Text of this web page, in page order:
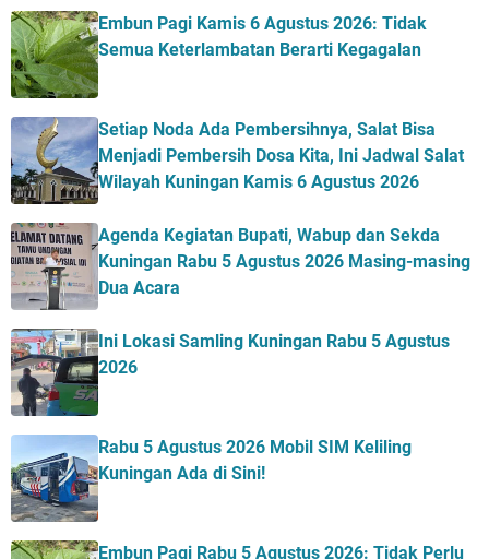
Embun Pagi Kamis 6 Agustus 2026: Tidak
Semua Keterlambatan Berarti Kegagalan
Setiap Noda Ada Pembersihnya, Salat Bisa
Menjadi Pembersih Dosa Kita, Ini Jadwal Salat
Wilayah Kuningan Kamis 6 Agustus 2026
Agenda Kegiatan Bupati, Wabup dan Sekda
Kuningan Rabu 5 Agustus 2026 Masing-masing
Dua Acara
Ini Lokasi Samling Kuningan Rabu 5 Agustus
2026
Rabu 5 Agustus 2026 Mobil SIM Keliling
Kuningan Ada di Sini!
Embun Pagi Rabu 5 Agustus 2026: Tidak Perlu